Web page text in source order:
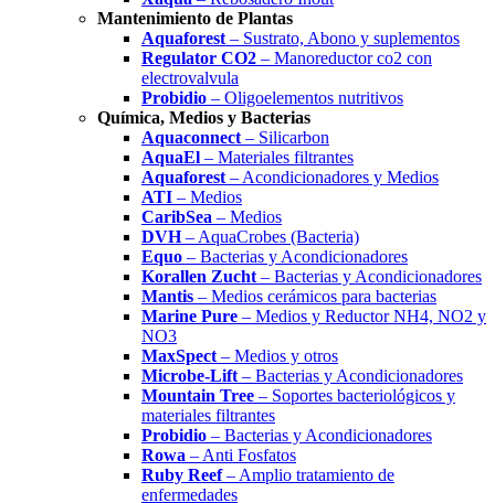
Mantenimiento de Plantas
Aquaforest – Sustrato, Abono y suplementos
Regulator CO2 – Manoreductor co2 con
electrovalvula
Probidio – Oligoelementos nutritivos
Química, Medios y Bacterias
Aquaconnect – Silicarbon
AquaEl – Materiales filtrantes
Aquaforest – Acondicionadores y Medios
ATI – Medios
CaribSea – Medios
DVH– AquaCrobes (Bacteria)
Equo – Bacterias y Acondicionadores
Korallen Zucht – Bacterias y Acondicionadores
Mantis – Medios cerámicos para bacterias
Marine Pure – Medios y Reductor NH4, NO2 y
NO3
MaxSpect – Medios y otros
Microbe-Lift – Bacterias y Acondicionadores
Mountain Tree – Soportes bacteriológicos y
materiales filtrantes
Probidio – Bacterias y Acondicionadores
Rowa – Anti Fosfatos
Ruby Reef– Amplio tratamiento de
enfermedades